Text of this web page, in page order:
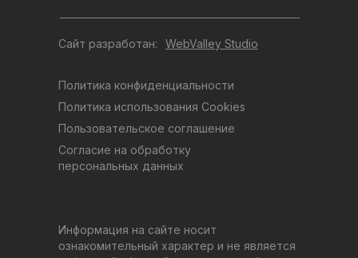
Информация на сайте носит
ознакомительный характер и не является
Политика использования Cookies
Согласие на обработку
персональных данных
Пользовательское соглашение
Политика конфиденциальности
Сайт разработан: WebValley Studio